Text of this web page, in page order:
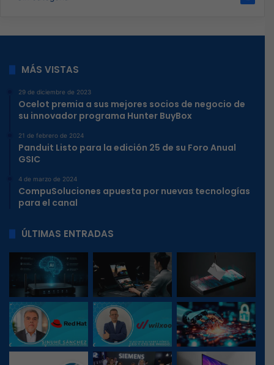
MÁS VISTAS
29 de diciembre de 2023
Ocelot premia a sus mejores socios de negocio de
su innovador programa Hunter BuyBox
21 de febrero de 2024
Panduit Listo para la edición 25 de su Foro Anual
GSIC
4 de marzo de 2024
CompuSoluciones apuesta por nuevas tecnologías
para el canal
ÚLTIMAS ENTRADAS